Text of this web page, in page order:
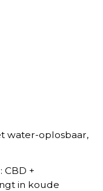
water-oplosbaar,
+
in koude